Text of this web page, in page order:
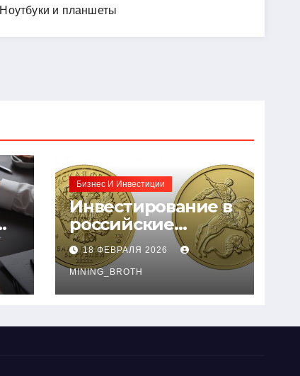
Ноутбуки и планшеты
Бизнес И Инвестиции
Инвестирование в
российские
золотые монеты:
подробное
руководство
18 ФЕВРАЛЯ 2026
MINING_BROTH